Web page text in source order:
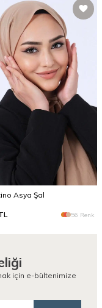
Asya Şal
56 Renk
için e-bültenimize